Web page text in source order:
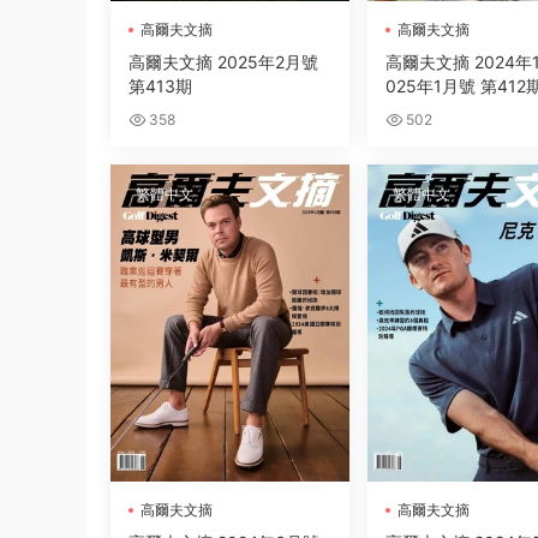
高爾夫文摘
高爾夫文摘 2025年2月號
第413期
358
高爾夫文摘
高爾夫文摘 2024年
025年1月號 第412
502
繁體中文
高爾夫文摘
繁體中文
高爾夫文摘